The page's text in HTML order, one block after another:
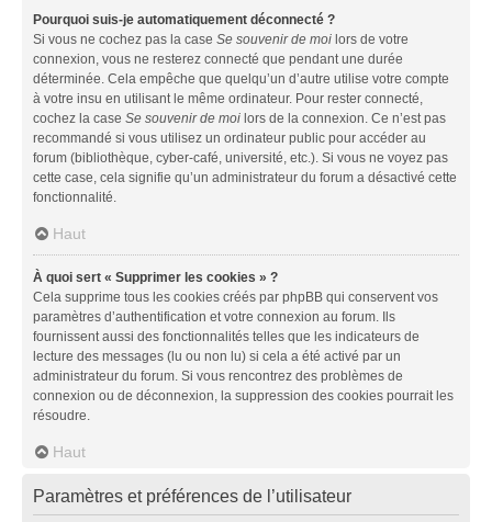
Pourquoi suis-je automatiquement déconnecté ?
Si vous ne cochez pas la case Se souvenir de moi lors de votre
connexion, vous ne resterez connecté que pendant une durée
déterminée. Cela empêche que quelqu’un d’autre utilise votre compte
à votre insu en utilisant le même ordinateur. Pour rester connecté,
cochez la case Se souvenir de moi lors de la connexion. Ce n’est pas
recommandé si vous utilisez un ordinateur public pour accéder au
forum (bibliothèque, cyber-café, université, etc.). Si vous ne voyez pas
cette case, cela signifie qu’un administrateur du forum a désactivé cette
fonctionnalité.
Haut
À quoi sert « Supprimer les cookies » ?
Cela supprime tous les cookies créés par phpBB qui conservent vos
paramètres d’authentification et votre connexion au forum. Ils
fournissent aussi des fonctionnalités telles que les indicateurs de
lecture des messages (lu ou non lu) si cela a été activé par un
administrateur du forum. Si vous rencontrez des problèmes de
connexion ou de déconnexion, la suppression des cookies pourrait les
résoudre.
Haut
Paramètres et préférences de l’utilisateur